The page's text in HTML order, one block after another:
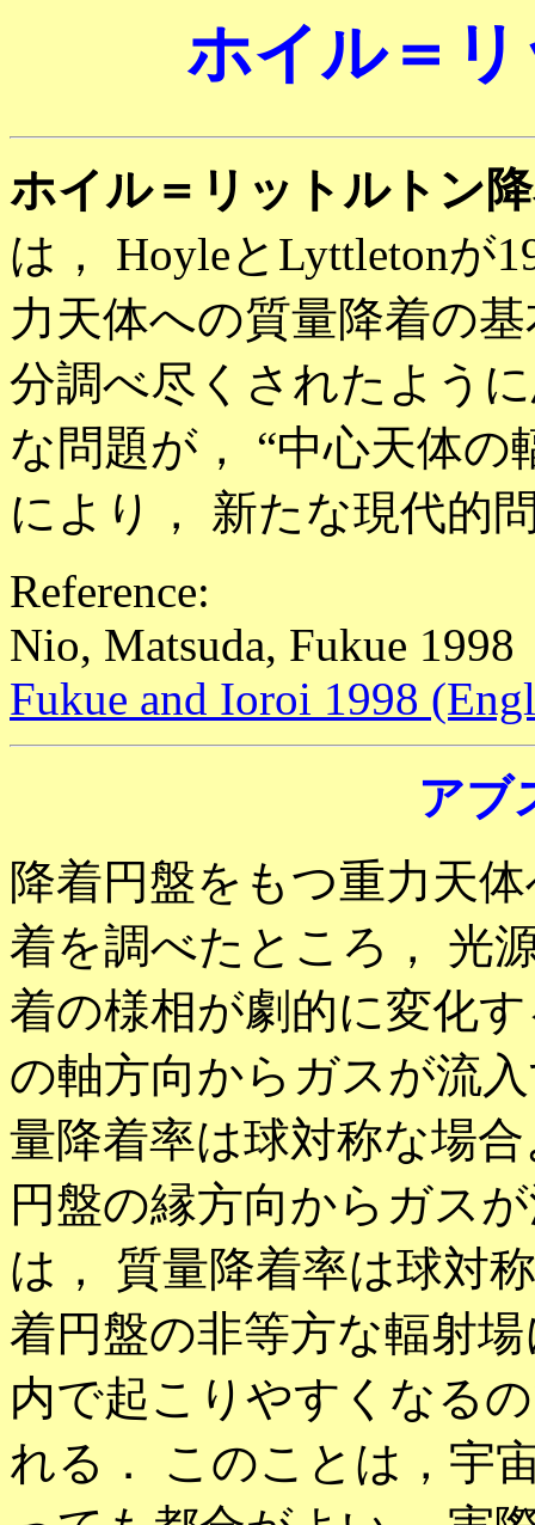
ホイル＝
ホイル＝リットルトン
は， HoyleとLyttletonが
力天体への質量降着の
分調べ尽くされたよう
な問題が， “中心天体
により， 新たな現代的
Reference:
Nio, Matsuda, Fukue 1998
Fukue and Ioroi 1998
アブ
降着円盤をもつ重力天
着を調べたところ， 光
着の様相が劇的に変化
の軸方向からガスが流
量降着率は球対称な場
円盤の縁方向からガス
は， 質量降着率は球対
着円盤の非等方な輻射
内で起こりやすくなる
れる． このことは，宇